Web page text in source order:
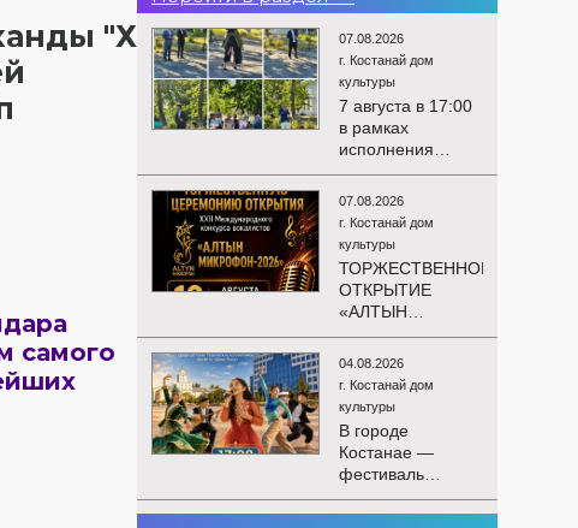
"Х
самого
07.08.2026
г. Костанай дом
культуры
7 августа в 17:00
в рамках
исполнения
показателей КРІ в
соответствии с
утверждённым
состоялся
выездной концерт
посвященной
экологической
акции «Таза
Казахстан». в
Мендыкаринский
район (п. Красная
Пресня)
07.08.2026
г. Костанай дом
культуры
ТОРЖЕСТВЕННОЕ
ОТКРЫТИЕ
«АЛТЫН
МИКРОФОН –
2026»
Приглашаем вас
торжественную
церемонию
открытия XXII
Международного
конкурса
04.08.2026
г. Костанай дом
культуры
В городе
Костанае —
фестиваль
детского
творчества